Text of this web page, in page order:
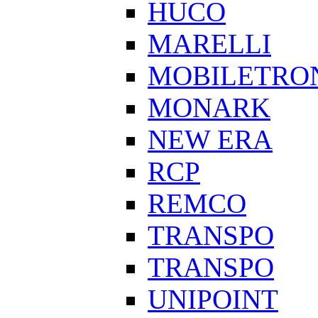
HUCO
MARELLI
MONARK
NEW ERA
RCP
REMCO
TRANSPO
TRANSPO
UNIPOINT